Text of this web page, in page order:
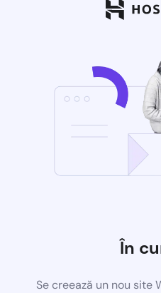
În
Se creează un nou site